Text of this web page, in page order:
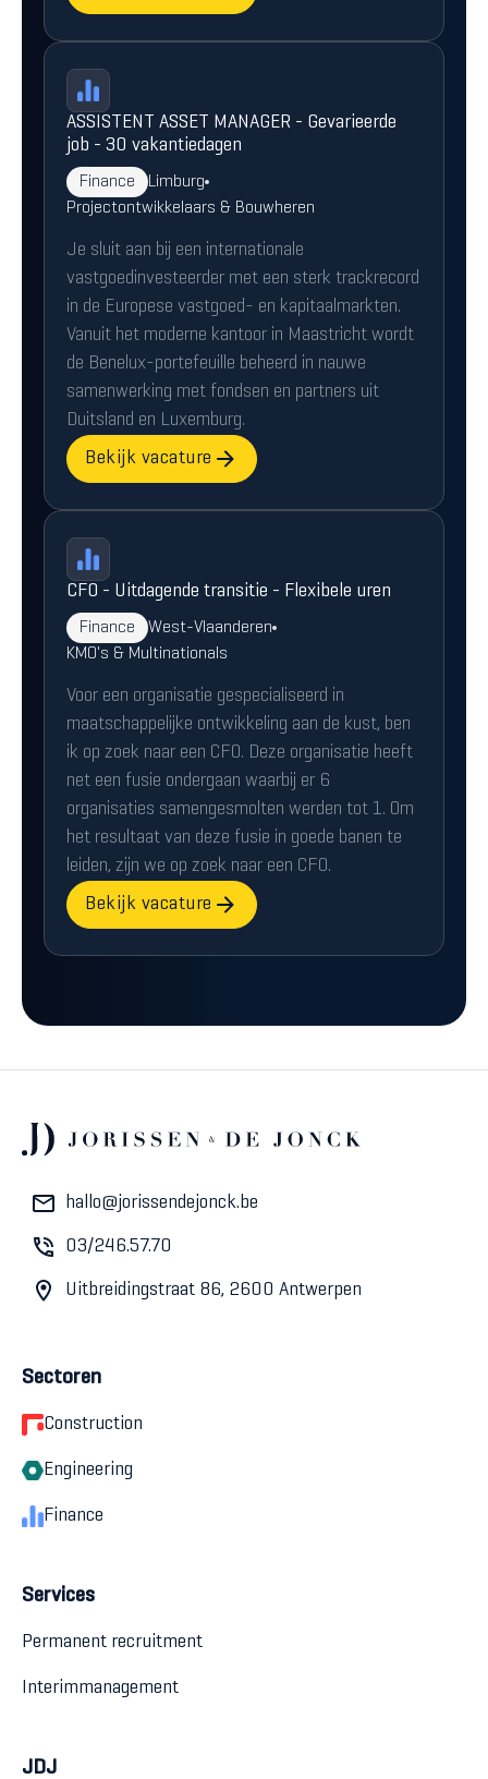
ASSISTENT ASSET MANAGER - Gevarieerde
job - 30 vakantiedagen
Finance
Limburg
Projectontwikkelaars & Bouwheren
Je sluit aan bij een internationale
vastgoedinvesteerder met een sterk trackrecord
in de Europese vastgoed- en kapitaalmarkten.
Vanuit het moderne kantoor in Maastricht wordt
de Benelux-portefeuille beheerd in nauwe
samenwerking met fondsen en partners uit
Duitsland en Luxemburg.
Bekijk vacature
CFO - Uitdagende transitie - Flexibele uren
Finance
West-Vlaanderen
KMO's & Multinationals
Voor een organisatie gespecialiseerd in
maatschappelijke ontwikkeling aan de kust, ben
ik op zoek naar een CFO. Deze organisatie heeft
net een fusie ondergaan waarbij er 6
organisaties samengesmolten werden tot 1. Om
het resultaat van deze fusie in goede banen te
leiden, zijn we op zoek naar een CFO.
Bekijk vacature
hallo@jorissendejonck.be
03/246.57.70
Uitbreidingstraat 86, 2600 Antwerpen
Sectoren
Construction
Engineering
Finance
Services
Permanent recruitment
Interimmanagement
JDJ